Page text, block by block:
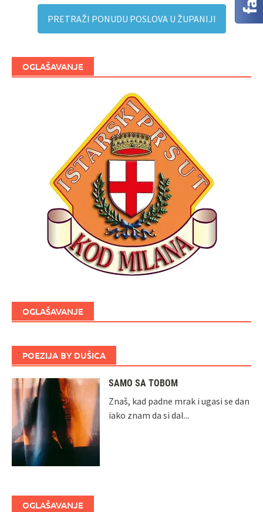
PRETRAŽI PONUDU POSLOVA U ŽUPANIJI
OGLAŠAVANJE
OGLAŠAVANJE
POEZIJA BY DUŠICA
SAMO SA TOBOM
Znaš, kad padne mrak i ugasi se dan
iako znam da si dal...
OGLAŠAVANJE